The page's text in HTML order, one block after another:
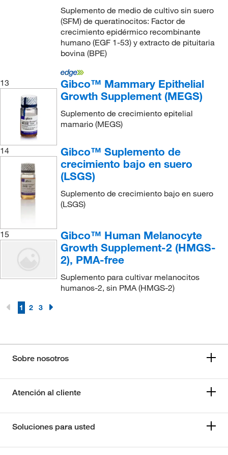
Suplemento de medio de cultivo sin suero
(SFM) de queratinocitos: Factor de
crecimiento epidérmico recombinante
humano (EGF 1-53) y extracto de pituitaria
bovina (BPE)
13
Gibco™ Mammary Epithelial
Growth Supplement (MEGS)
Suplemento de crecimiento epitelial
mamario (MEGS)
14
Gibco™ Suplemento de
crecimiento bajo en suero
(LSGS)
Suplemento de crecimiento bajo en suero
(LSGS)
15
Gibco™ Human Melanocyte
Growth Supplement-2 (HMGS-
2), PMA-free
Suplemento para cultivar melanocitos
humanos-2, sin PMA (HMGS-2)
1 2 3
Sobre nosotros
Atención al cliente
Soluciones para usted